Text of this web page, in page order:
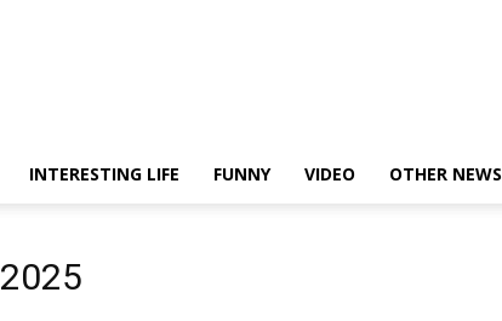
INTERESTING LIFE FUNNY VIDEO OTHER NEWS